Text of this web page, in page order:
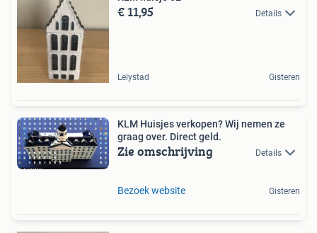
€ 11,95 Details
Lelystad Gisteren
KLM Huisjes verkopen? Wij nemen ze
graag over. Direct geld.
Zie omschrijving Details
Bezoek website Gisteren